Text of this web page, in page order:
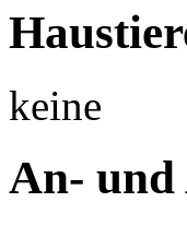
keine
An- und